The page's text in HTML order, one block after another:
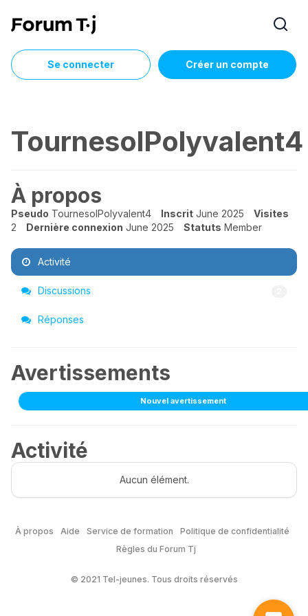
Se connecter Créer un compte
TournesolPolyvalent4
À propos
Pseudo TournesolPolyvalent4 Inscrit June 2025
Visites
2
Dernière connexion June 2025 Statuts Member
Activité
Discussions
Réponses
Avertissements
Nouvel avertissement
Activité
Aucun élément.
À propos Aide Service de formation
Politique de confidentialité
Règles du Forum Tj
© 2021 Tel-jeunes. Tous droits réservés